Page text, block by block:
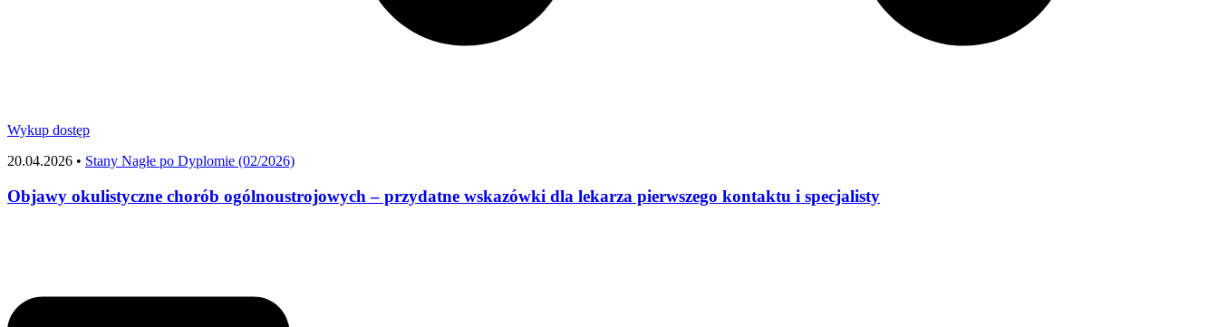
Wykup dostęp
20.04.2026 • Stany Nagłe po Dyplomie (02/2026)
Objawy okulistyczne chorób ogólnoustrojowych – przydatne wskazówki dla lekarza pierwszego kontaktu i specjalisty